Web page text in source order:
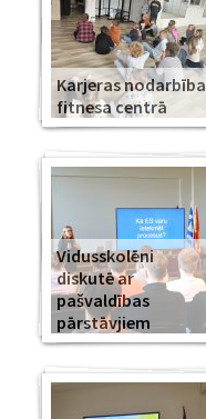
Karjeras nodarbība
fitnesa centrā
Vidusskolēni
diskutē ar
pašvaldības
pārstāvjiem